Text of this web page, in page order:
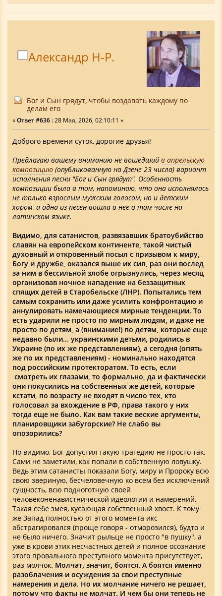
Александр Н-Р.
Бог и Сын грядут, чтобы воздавать каждому по
делам его
«Ответ #636 :28 Мая, 2026, 02:10:11 »
Доброго времени суток, дорогие друзья!
Предлагаю вашему вниманию не вошедший в апрельскую
композицию (опубликованную на Дзене 23 числа) вариант
исполнения песни "Бог и Сын грядут". Особенность
композиции была в том, напоминаю, что она исполнялась
не только взрослым мужским голосом, но и детским
хором, а одна из песен вошла в нее в том числе на
латинском языке.
Видимо, для сатанистов, развязавших братоубийство
славян на европейском континенте, такой чистый
духовный и откровенный посыл с призывом к миру,
Богу и дружбе, оказался выше их сил, раз они вослед
за ним в бессильной злобе огрызнулись, через месяц
организовав ночное нападение на беззащитных
спящих детей в Старобельске (ЛНР). Попытались тем
самым сохранить или даже усилить конфронтацию и
аннулировать намечающиеся мирные тенденции. То
есть ударили не просто по мирным людям, и даже не
просто по детям, а (внимание!) по детям, которые еще
недавно были... украинскими детьми, родились в
Украине (по их же представлениям), а сегодня (опять
же по их представлениям) - номинально находятся
под российским протекторатом. То есть, если
смотреть их глазами, то формально, да и фактически
они покусились на собственных же детей, которые
кстати, по возрасту не входят в число тех, кто
голосовал за вхождение в РФ, права такого у них
тогда еще не было. Как вам такие веские аргументы,
планировщики забугорские? Не слабо вы
опозорились?
Но видимо, Бог допустил такую трагедию не просто так.
Сами не заметили, как попали в собственную ловушку.
Ведь этим сатанисты показали Богу, миру и Пророку всю
свою звериную, бесчеловечную ко всем без исключений
сущность, всю подноготную своей
человеконенавистнической идеологии и намерений.
Такая себе змея, кусающая собственный хвост. К тому
же Запад полностью от этого момента икс
абстрагировался (проще говоря - отморозился), будто и
не было ничего. Значит рыльце не просто "в пушку", а
уже в крови этих несчастных детей и полное осознание
этого провального преступного момента присутствует,
раз молчок. Молчат, значит, боятся. А боятся именно
разоблачения и осуждения за свои преступные
намерения и дела. Но их молчание ничего не решает,
потому что факты не молчат. И чем бы они теперь не